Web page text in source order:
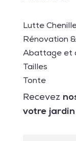
Lutte
Rénovation
Abattage et
Tailles
Tonte
Recevez
votre jardin